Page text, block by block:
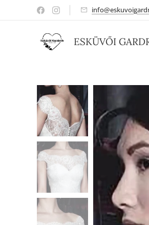
ESKÜVŐI